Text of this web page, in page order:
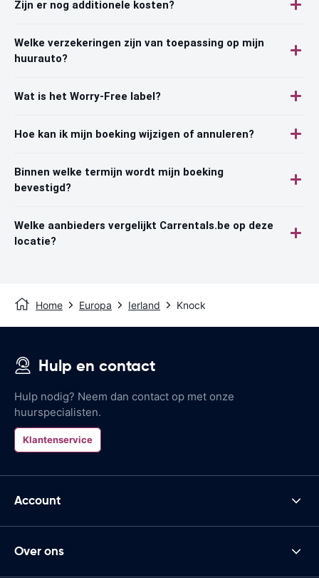
Zijn er nog additionele kosten?
Welke verzekeringen zijn van toepassing op mijn
huurauto?
Wat is het Worry-Free label?
Hoe kan ik mijn boeking wijzigen of annuleren?
Binnen welke termijn wordt mijn boeking
bevestigd?
Welke aanbieders vergelijkt Carrentals.be op deze
locatie?
Home Europa Ierland Knock
Hulp en contact
Hulp nodig? Neem dan contact op met onze
huurspecialisten.
Klantenservice
Account
Over ons